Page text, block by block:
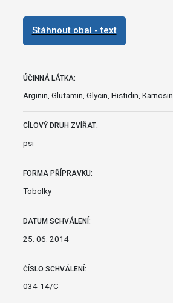
Stáhnout obal - text
ÚČINNÁ LÁTKA:
Arginin, Glutamin, Glycin, Histidin, Karnosin
CÍLOVÝ DRUH ZVÍŘAT:
psi
FORMA PŘÍPRAVKU:
Tobolky
DATUM SCHVÁLENÍ:
25. 06. 2014
ČÍSLO SCHVÁLENÍ:
034-14/C